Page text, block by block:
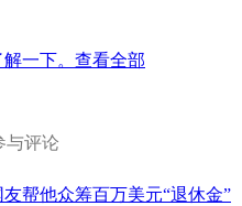
一下。 查看全部
评论
帮他众筹百万美元“退休金”